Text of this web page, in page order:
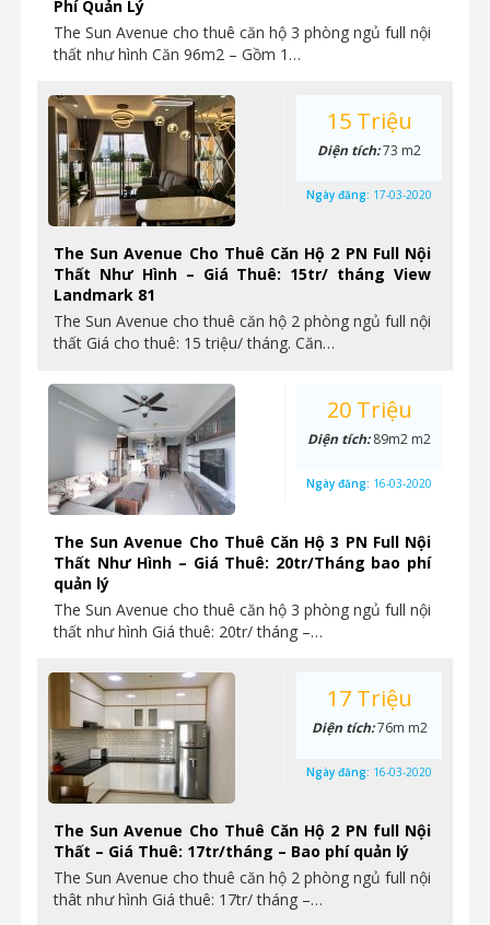
Phí Quản Lý
The Sun Avenue cho thuê căn hộ 3 phòng ngủ full nội
thất như hình Căn 96m2 – Gồm 1…
The Sun Avenue Cho Thuê Căn Hộ 2 PN Full Nội
Thất Như Hình – Giá Thuê: 15tr/ tháng View
Landmark 81
The Sun Avenue cho thuê căn hộ 2 phòng ngủ full nội
thất Giá cho thuê: 15 triệu/ tháng. Căn…
15 Triệu
Diện tích:73 m2
Ngày đăng: 17-03-2020
The Sun Avenue Cho Thuê Căn Hộ 3 PN Full Nội
Thất Như Hình – Giá Thuê: 20tr/Tháng bao phí
quản lý
The Sun Avenue cho thuê căn hộ 3 phòng ngủ full nội
thất như hình Giá thuê: 20tr/ tháng –…
20 Triệu
Diện tích:89m2 m2
Ngày đăng: 16-03-2020
The Sun Avenue Cho Thuê Căn Hộ 2 PN full Nội
Thất – Giá Thuê: 17tr/tháng – Bao phí quản lý
The Sun Avenue cho thuê căn hộ 2 phòng ngủ full nội
thât như hình Giá thuê: 17tr/ tháng –…
17 Triệu
Diện tích:76m m2
Ngày đăng: 16-03-2020